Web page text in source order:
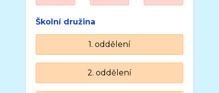
Školní družina
1. oddělení
2. oddělení